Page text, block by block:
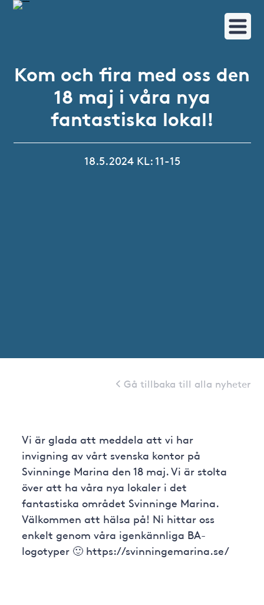
Kom och fira med oss den
18 maj i våra nya
fantastiska lokal!
18.5.2024 KL: 11-15
Gå tillbaka till alla nyheter
Vi är glada att meddela att vi har
invigning av vårt svenska kontor på
Svinninge Marina den 18 maj. Vi är stolta
över att ha våra nya lokaler i det
fantastiska området Svinninge Marina.
Välkommen att hälsa på! Ni hittar oss
enkelt genom våra igenkännliga BA-
logotyper 🙂 https://svinningemarina.se/